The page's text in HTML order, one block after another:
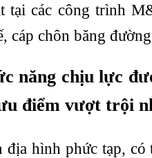
tại các công trình
cáp chôn băng
năng chịu lực
điểm vượt trội
hình phức tạp, có